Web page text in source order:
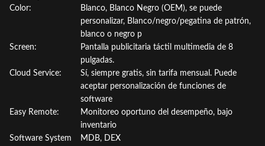
Color:
Blanco, Blanco Negro (OEM), se puede
personalizar, Blanco/negro/pegatina de patrón,
blanco o negro p
Screen:
Pantalla publicitaria táctil multimedia de 8
pulgadas.
Cloud Service:
Sí, siempre gratis, sin tarifa mensual. Puede
aceptar personalización de funciones de
software
Easy Remote:
Monitoreo oportuno del desempeño, bajo
inventario
Software System
MDB, DEX